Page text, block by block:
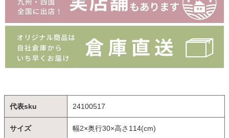
代表sku 24100517
サイズ 幅2×奥行30×高さ114(cm)